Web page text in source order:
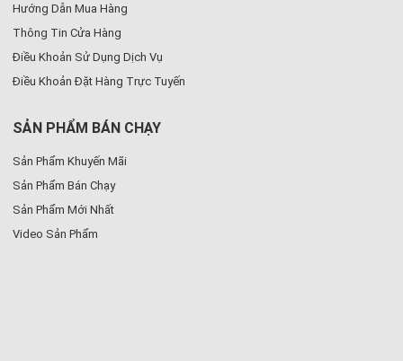
Hướng Dẫn Mua Hàng
Thông Tin Cửa Hàng
Điều Khoản Sử Dụng Dịch Vụ
Điều Khoản Đặt Hàng Trực Tuyến
SẢN PHẨM BÁN CHẠY
Sản Phẩm Khuyến Mãi
Sản Phẩm Bán Chạy
Sản Phẩm Mới Nhất
Video Sản Phẩm